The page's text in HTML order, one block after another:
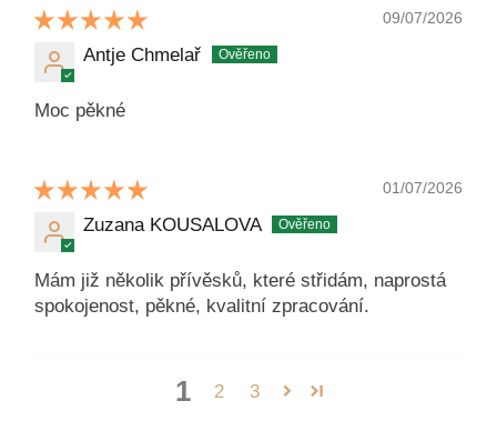
09/07/2026
Antje Chmelař
Moc pěkné
01/07/2026
Zuzana KOUSALOVA
Mám již několik přívěsků, které střidám, naprostá
spokojenost, pěkné, kvalitní zpracování.
1 2 3